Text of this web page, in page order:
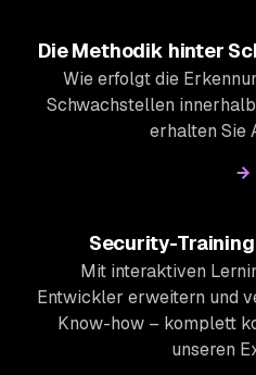
Die Methodik hinter
Wie erfolgt die
Schwachstellen
erhalten Sie
Security-
Mit interaktiven
Entwickler erweitern und
Know-how – komplett
unseren